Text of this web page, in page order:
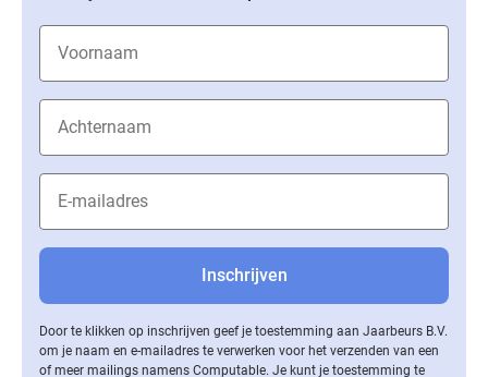
Door te klikken op inschrijven geef je toestemming aan Jaarbeurs B.V.
om je naam en e-mailadres te verwerken voor het verzenden van een
of meer mailings namens Computable. Je kunt je toestemming te